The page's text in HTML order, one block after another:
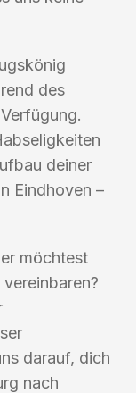
des
deiner
Eindhoven –
möchtest
darauf, dich
nach